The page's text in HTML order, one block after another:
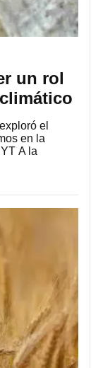
un rol
el
en la
A la